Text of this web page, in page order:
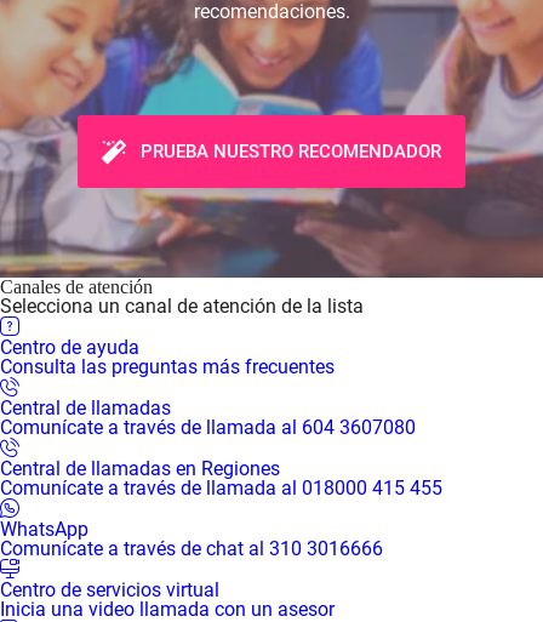
recomendaciones.
PRUEBA NUESTRO RECOMENDADOR
Canales de atención
Selecciona un canal de atención de la lista
Centro de ayuda
Consulta las preguntas más frecuentes
Central de llamadas
Comunícate a través de llamada al 604 3607080
Central de llamadas en Regiones
Comunícate a través de llamada al 018000 415 455
WhatsApp
Comunícate a través de chat al 310 3016666
Centro de servicios virtual
Inicia una video llamada con un asesor